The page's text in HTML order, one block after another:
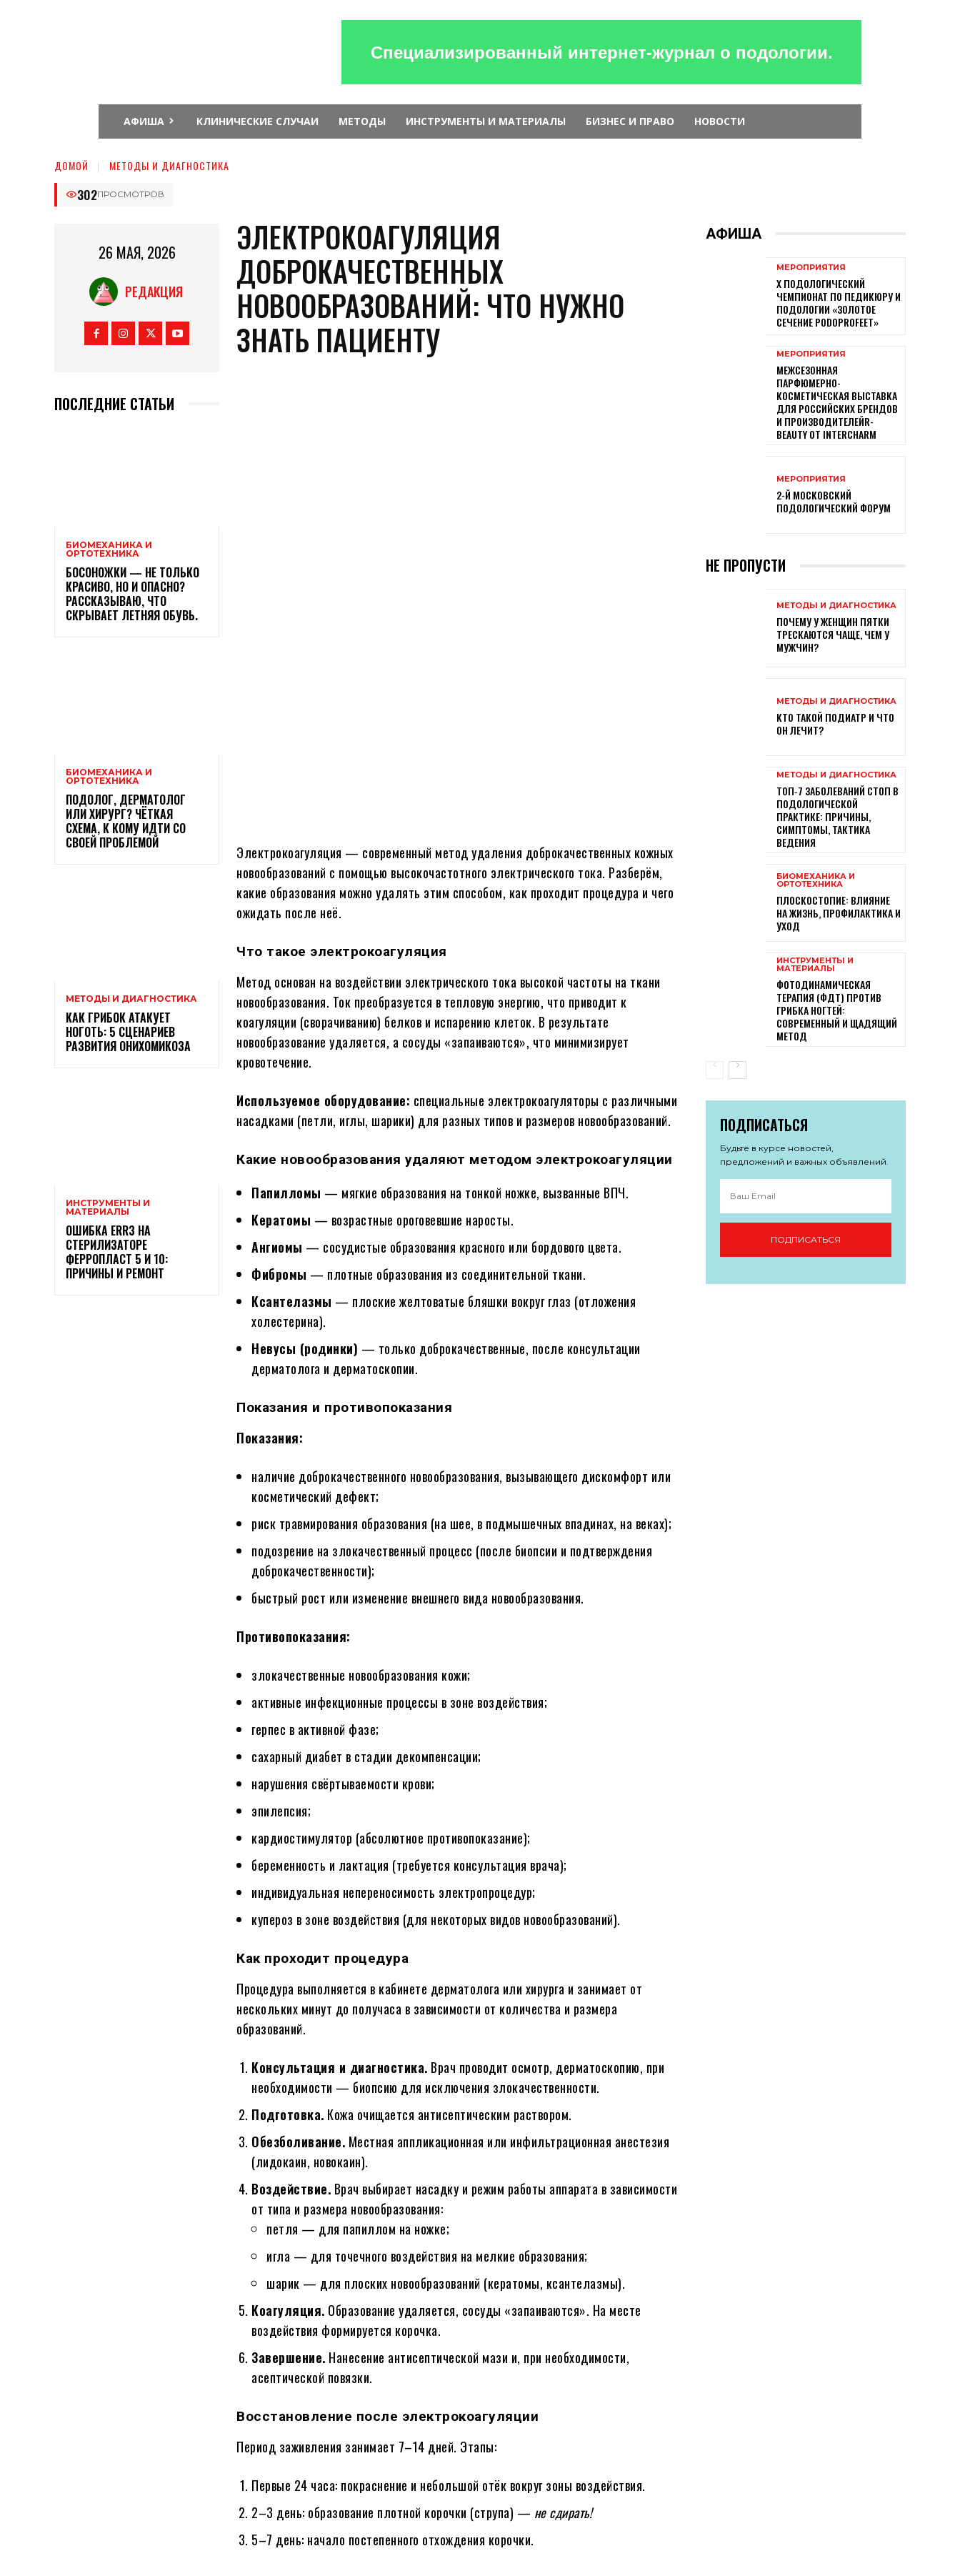
Специализированный интернет-журнал о подологии.
АФИША КЛИНИЧЕСКИЕ СЛУЧАИ МЕТОДЫ ИНСТРУМЕНТЫ И МАТЕРИАЛЫ БИЗНЕС И ПРАВО НОВОСТИ
ДОМОЙ МЕТОДЫ И ДИАГНОСТИКА
302ПРОСМОТРОВ
26 МАЯ, 2026
РЕДАКЦИЯ
ПОСЛЕДНИЕ СТАТЬИ
БИОМЕХАНИКА И
ОРТОТЕХНИКА
БОСОНОЖКИ — НЕ ТОЛЬКО
КРАСИВО, НО И ОПАСНО?
РАССКАЗЫВАЮ, ЧТО
СКРЫВАЕТ ЛЕТНЯЯ ОБУВЬ.
БИОМЕХАНИКА И
ОРТОТЕХНИКА
ПОДОЛОГ, ДЕРМАТОЛОГ
ИЛИ ХИРУРГ? ЧЁТКАЯ
СХЕМА, К КОМУ ИДТИ СО
СВОЕЙ ПРОБЛЕМОЙ
МЕТОДЫ И ДИАГНОСТИКА
КАК ГРИБОК АТАКУЕТ
НОГОТЬ: 5 СЦЕНАРИЕВ
РАЗВИТИЯ ОНИХОМИКОЗА
ИНСТРУМЕНТЫ И
МАТЕРИАЛЫ
ОШИБКА ERR3 НА
СТЕРИЛИЗАТОРЕ
ФЕРРОПЛАСТ 5 И 10:
ПРИЧИНЫ И РЕМОНТ
ЭЛЕКТРОКОАГУЛЯЦИЯ
ДОБРОКАЧЕСТВЕННЫХ
НОВООБРАЗОВАНИЙ: ЧТО НУЖНО
ЗНАТЬ ПАЦИЕНТУ
Электрокоагуляция — современный метод удаления доброкачественных кожных
новообразований с помощью высокочастотного электрического тока. Разберём,
какие образования можно удалять этим способом, как проходит процедура и чего
ожидать после неё.
Что такое электрокоагуляция
Метод основан на воздействии электрического тока высокой частоты на ткани
новообразования. Ток преобразуется в тепловую энергию, что приводит к
коагуляции (сворачиванию) белков и испарению клеток. В результате
новообразование удаляется, а сосуды «запаиваются», что минимизирует
кровотечение.
Используемое оборудование: специальные электрокоагуляторы с различными
насадками (петли, иглы, шарики) для разных типов и размеров новообразований.
Какие новообразования удаляют методом электрокоагуляции
Папилломы — мягкие образования на тонкой ножке, вызванные ВПЧ.
Кератомы — возрастные ороговевшие наросты.
Ангиомы — сосудистые образования красного или бордового цвета.
Фибромы — плотные образования из соединительной ткани.
Ксантелазмы — плоские желтоватые бляшки вокруг глаз (отложения
холестерина).
Невусы (родинки) — только доброкачественные, после консультации
дерматолога и дерматоскопии.
Показания и противопоказания
Показания:
наличие доброкачественного новообразования, вызывающего дискомфорт или
косметический дефект;
риск травмирования образования (на шее, в подмышечных впадинах, на веках);
подозрение на злокачественный процесс (после биопсии и подтверждения
доброкачественности);
быстрый рост или изменение внешнего вида новообразования.
Противопоказания:
злокачественные новообразования кожи;
активные инфекционные процессы в зоне воздействия;
герпес в активной фазе;
сахарный диабет в стадии декомпенсации;
нарушения свёртываемости крови;
эпилепсия;
кардиостимулятор (абсолютное противопоказание);
беременность и лактация (требуется консультация врача);
индивидуальная непереносимость электропроцедур;
купероз в зоне воздействия (для некоторых видов новообразований).
Как проходит процедура
Процедура выполняется в кабинете дерматолога или хирурга и занимает от
нескольких минут до получаса в зависимости от количества и размера
образований.
Консультация и диагностика. Врач проводит осмотр, дерматоскопию, при
необходимости — биопсию для исключения злокачественности.
Подготовка. Кожа очищается антисептическим раствором.
Обезболивание. Местная аппликационная или инфильтрационная анестезия
(лидокаин, новокаин).
Воздействие. Врач выбирает насадку и режим работы аппарата в зависимости
от типа и размера новообразования:
петля — для папиллом на ножке;
игла — для точечного воздействия на мелкие образования;
шарик — для плоских новообразований (кератомы, ксантелазмы).
Коагуляция. Образование удаляется, сосуды «запаиваются». На месте
воздействия формируется корочка.
Завершение. Нанесение антисептической мази и, при необходимости,
асептической повязки.
Восстановление после электрокоагуляции
Период заживления занимает 7–14 дней. Этапы:
Первые 24 часа: покраснение и небольшой отёк вокруг зоны воздействия.
2–3 день: образование плотной корочки (струпа) — не сдирать!
5–7 день: начало постепенного отхождения корочки.
АФИША
МЕРОПРИЯТИЯ
X ПОДОЛОГИЧЕСКИЙ
ЧЕМПИОНАТ ПО ПЕДИКЮРУ И
ПОДОЛОГИИ «ЗОЛОТОЕ
СЕЧЕНИЕ PODOPROFEET»
МЕРОПРИЯТИЯ
МЕЖСЕЗОННАЯ
ПАРФЮМЕРНО-
КОСМЕТИЧЕСКАЯ ВЫСТАВКА
ДЛЯ РОССИЙСКИХ БРЕНДОВ
И ПРОИЗВОДИТЕЛЕЙR-
BEAUTY ОТ INTERCHARM
МЕРОПРИЯТИЯ
2-Й МОСКОВСКИЙ
ПОДОЛОГИЧЕСКИЙ ФОРУМ
НЕ ПРОПУСТИ
МЕТОДЫ И ДИАГНОСТИКА
ПОЧЕМУ У ЖЕНЩИН ПЯТКИ
ТРЕСКАЮТСЯ ЧАЩЕ, ЧЕМ У
МУЖЧИН?
МЕТОДЫ И ДИАГНОСТИКА
КТО ТАКОЙ ПОДИАТР И ЧТО
ОН ЛЕЧИТ?
МЕТОДЫ И ДИАГНОСТИКА
ТОП‑7 ЗАБОЛЕВАНИЙ СТОП В
ПОДОЛОГИЧЕСКОЙ
ПРАКТИКЕ: ПРИЧИНЫ,
СИМПТОМЫ, ТАКТИКА
ВЕДЕНИЯ
БИОМЕХАНИКА И
ОРТОТЕХНИКА
ПЛОСКОСТОПИЕ: ВЛИЯНИЕ
НА ЖИЗНЬ, ПРОФИЛАКТИКА И
УХОД
ИНСТРУМЕНТЫ И
МАТЕРИАЛЫ
ФОТОДИНАМИЧЕСКАЯ
ТЕРАПИЯ (ФДТ) ПРОТИВ
ГРИБКА НОГТЕЙ:
СОВРЕМЕННЫЙ И ЩАДЯЩИЙ
МЕТОД
ПОДПИСАТЬСЯ
Будьте в курсе новостей,
предложений и важных объявлений.
ПОДПИСАТЬСЯ